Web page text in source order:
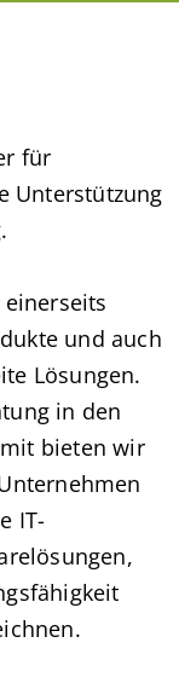
für
Unterstützung
und auch
Lösungen.
in den
bieten wir
IT-